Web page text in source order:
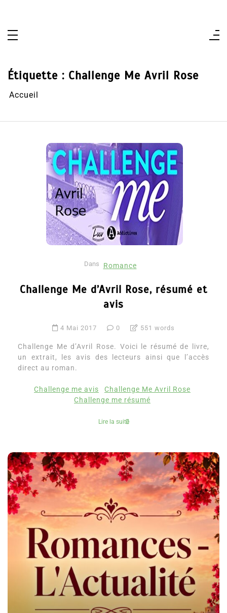
Étiquette : Challenge Me Avril Rose
Accueil
Dans Romance
Challenge Me d’Avril Rose, résumé et
avis
4 Mai 2017 0 551 words
Challenge Me d’Avril Rose. Voici le résumé de livre,
un extrait, les avis des lecteurs ainsi que l’accès
direct au roman.
Challenge me avis
Challenge Me Avril Rose
Challenge me résumé
Lire la suite